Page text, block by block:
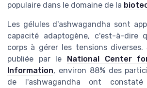
populaire dans le domaine de la
Les gélules d'ashwagandha sont
capacité adaptogène, c'est-à-dire
corps à gérer les tensions
publiée par le National Center
Information, environ 88% des
de l'ashwagandha ont